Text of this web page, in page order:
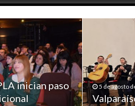
inician paso
5 de agosto